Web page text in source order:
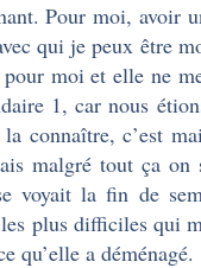
Pour moi, avoir
qui je peux être
moi et elle ne
1, car nous
connaître, c’est
malgré tout ça on
voyait la fin de
plus difficiles qui
qu’elle a déménagé.